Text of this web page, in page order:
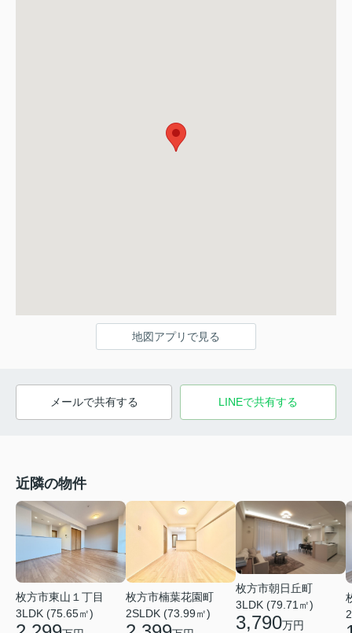
地図アプリで見る
メールで共有する LINEで共有する
近隣の物件
枚方市東山１丁目
3LDK (75.65㎡)
枚方市楠葉花園町
2SLDK (73.99㎡)
枚方市朝日丘町
3LDK (79.71㎡)
3,790万円